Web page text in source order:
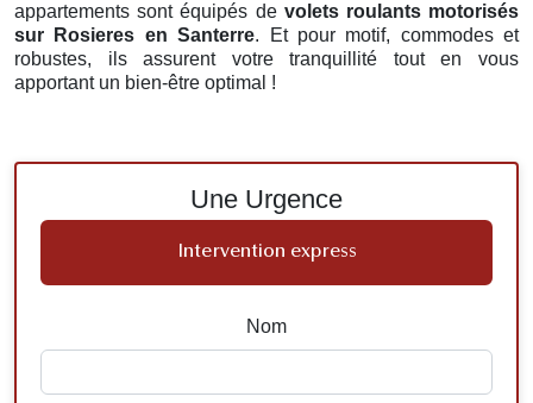
appartements sont équipés de volets roulants motorisés
sur Rosieres en Santerre. Et pour motif, commodes et
robustes, ils assurent votre tranquillité tout en vous
apportant un bien-être optimal !
Une Urgence
Intervention express
Nom